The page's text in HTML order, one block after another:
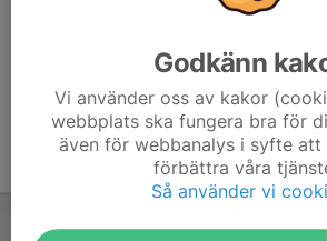
Ass. tränare
Godkänn
Vi använder oss av kakor
webbplats ska fungera bra för
även för webbanalys i syfte att
förbättra våra
Så använder vi